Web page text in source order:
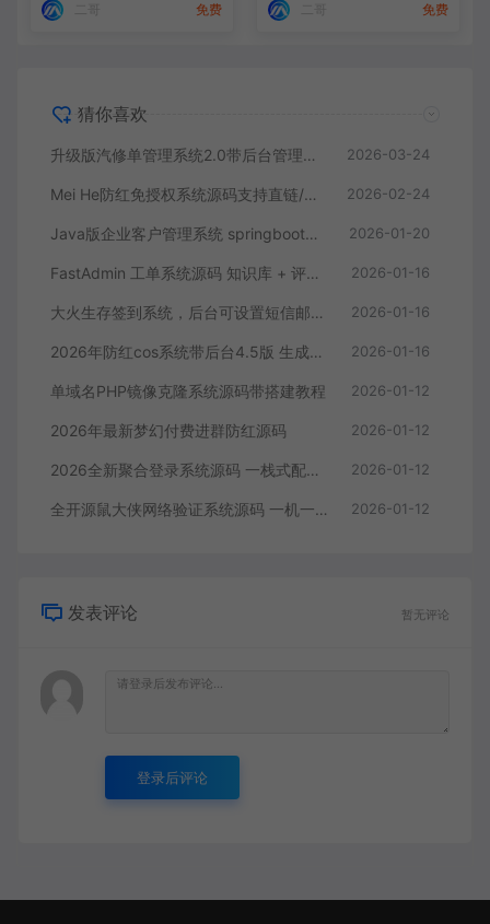
免费 免费
猜你喜欢
升级版汽修单管理系统2.0带后台管理+搭建教程 2026-03-24
Mei He防红免授权系统源码支持直链/跳转/短链接 2026-02-24
Java版企业客户管理系统 springboot+vue 2026-01-20
FastAdmin 工单系统源码 知识库 + 评价 + 短信邮件通知+搭建教程 2026-01-16
大火生存签到系统，后台可设置短信邮件配置 2026-01-16
2026年防红cos系统带后台4.5版 生成链接全套防红 2026-01-16
单域名PHP镜像克隆系统源码带搭建教程 2026-01-12
2026年最新梦幻付费进群防红源码 2026-01-12
2026全新聚合登录系统源码 一栈式配置全部快捷登录接口带搭建教程 2026-01-12
全开源鼠大侠网络验证系统源码 一机一码授权验证带搭建教程 2026-01-12
发表评论 暂无评论
登录后评论